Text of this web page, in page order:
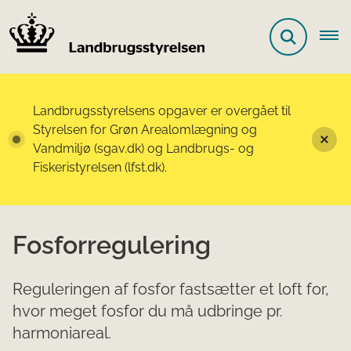
Landbrugsstyrelsens opgaver er overgået til
Styrelsen for Grøn Arealomlægning og
Vandmiljø (sgav.dk) og Landbrugs- og
Fiskeristyrelsen (lfst.dk).
Fosforregulering
Reguleringen af fosfor fastsætter et loft for,
hvor meget fosfor du må udbringe pr.
harmoniareal.